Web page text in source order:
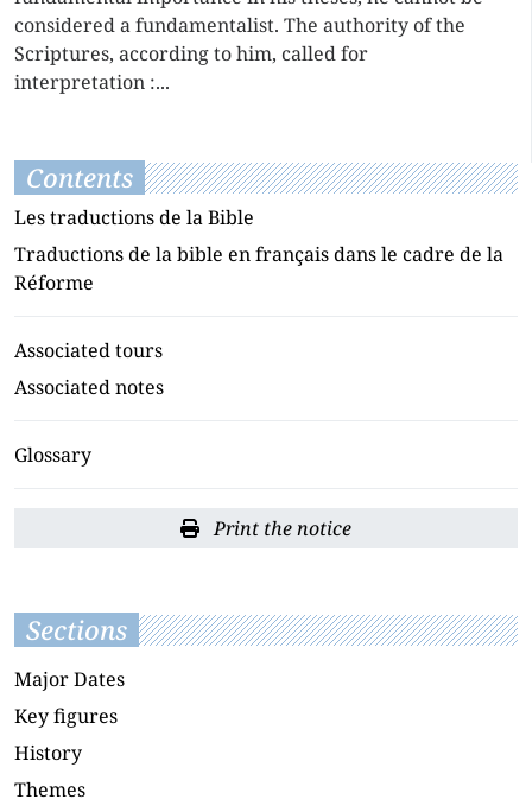
considered a fundamentalist. The authority of the
Scriptures, according to him, called for
interpretation :...
Contents
Les traductions de la Bible
Traductions de la bible en français dans le cadre de la
Réforme
Associated tours
Associated notes
Glossary
Print the notice
Sections
Major Dates
Key figures
History
Themes